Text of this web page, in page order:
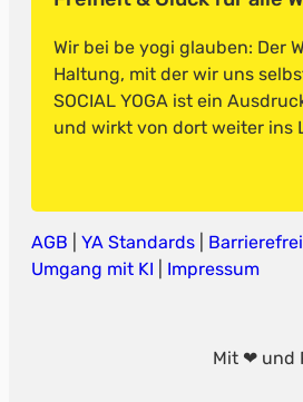
Wir bei be yogi glauben: Der
Haltung, mit der wir uns
SOCIAL YOGA ist ein
und wirkt von dort weiter ins
AGB YA Standards
Umgang mit KI
Impressum
Mit ❤ und